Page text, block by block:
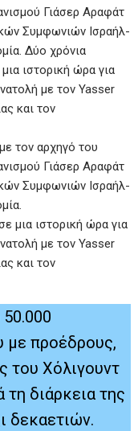
τον αρχηγό του
Γιάσερ Αραφάτ
Συμφωνιών Ισραήλ-
μια ιστορική ώρα για
με τον Yasser
και τον
με προέδρους,
του Χόλιγουντ
τη διάρκεια της
δεκαετιών.